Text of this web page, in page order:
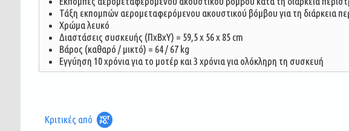
Τάξη εκπομπών αερομεταφερόμενου ακουστικού βόμβου για τη διάρκεια
Χρώμα λευκό
Διαστάσεις συσκευής (ΠxBxY) = 59,5 x 56 x 85 cm
Βάρος (καθαρό / μικτό) = 64 / 67 kg
Εγγύηση 10 χρόνια για το μοτέρ και 3 χρόνια για ολόκληρη τη συσκευή
Κριτικές από